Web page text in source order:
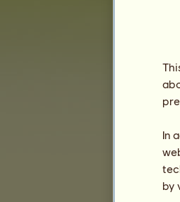
In
by